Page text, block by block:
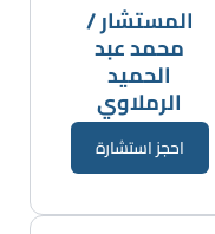
المستشار /
محمد عبد
الحميد
الرملاوي
احجز استشارة